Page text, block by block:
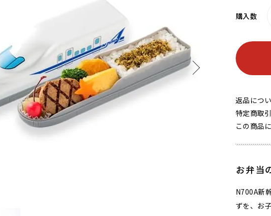
購入数
返品につ
特定商取
この商品
お弁当
N700A新
ずを、お